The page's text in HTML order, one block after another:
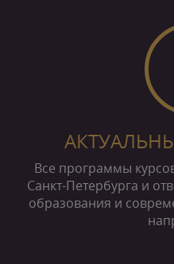
Все программы
Санкт-Петербурга и
образования и